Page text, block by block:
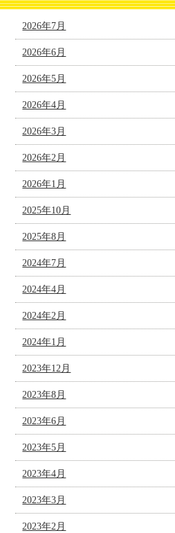
2026年7月
2026年6月
2026年5月
2026年4月
2026年3月
2026年2月
2026年1月
2025年10月
2025年8月
2024年7月
2024年4月
2024年2月
2024年1月
2023年12月
2023年8月
2023年6月
2023年5月
2023年4月
2023年3月
2023年2月